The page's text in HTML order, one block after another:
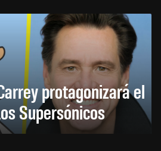
protagonizará el
Supersónicos